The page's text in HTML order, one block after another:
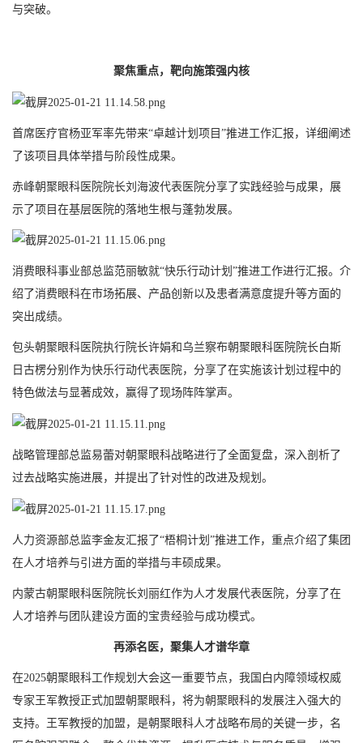
与突破。
聚焦重点，靶向施策强内核
首席医疗官杨亚军率先带来“卓越计划项目”推进工作汇报，详细阐述
了该项目具体举措与阶段性成果。
赤峰朝聚眼科医院院长刘海波代表医院分享了实践经验与成果，展
示了项目在基层医院的落地生根与蓬勃发展。
消费眼科事业部总监范丽敏就“快乐行动计划”推进工作进行汇报。介
绍了消费眼科在市场拓展、产品创新以及患者满意度提升等方面的
突出成绩。
包头朝聚眼科医院执行院长许娟和乌兰察布朝聚眼科医院院长白斯
日古楞分别作为快乐行动代表医院，分享了在实施该计划过程中的
特色做法与显著成效，赢得了现场阵阵掌声。
战略管理部总监易蕾对朝聚眼科战略进行了全面复盘，深入剖析了
过去战略实施进展，并提出了针对性的改进及规划。
人力资源部总监李金友汇报了“梧桐计划”推进工作，重点介绍了集团
在人才培养与引进方面的举措与丰硕成果。
内蒙古朝聚眼科医院院长刘丽红作为人才发展代表医院，分享了在
人才培养与团队建设方面的宝贵经验与成功模式。
再添名医，聚集人才谱华章
在2025朝聚眼科工作规划大会这一重要节点，我国白内障领域权威
专家王军教授正式加盟朝聚眼科，将为朝聚眼科的发展注入强大的
支持。王军教授的加盟，是朝聚眼科人才战略布局的关键一步，名